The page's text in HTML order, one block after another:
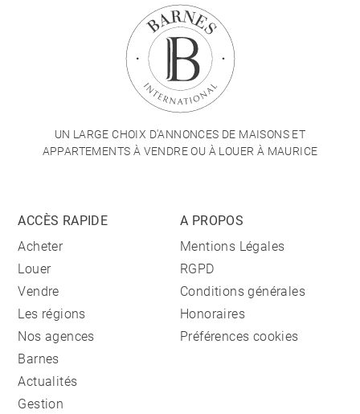
UN LARGE CHOIX D'ANNONCES DE MAISONS ET
APPARTEMENTS À VENDRE OU À LOUER À MAURICE
ACCÈS RAPIDE
Acheter
Louer
Vendre
Les régions
Nos agences
Barnes
Actualités
Gestion
A PROPOS
Mentions Légales
RGPD
Conditions générales
Honoraires
Préférences cookies